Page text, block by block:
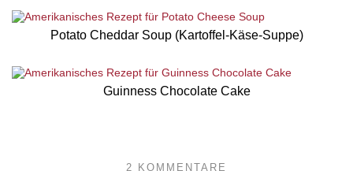
Potato Cheddar Soup (Kartoffel-Käse-Suppe)
Guinness Chocolate Cake
2 KOMMENTARE